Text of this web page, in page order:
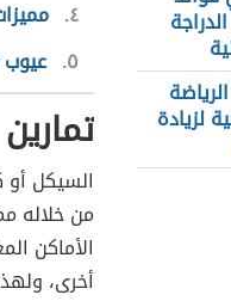
لزيادة
٤
٥ عيوب
السيكل
من خلاله
الأماكن
أخرى،